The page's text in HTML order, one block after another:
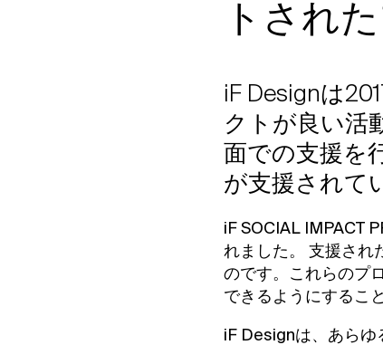
トされ
iF Designは
クトが良い活
面での支援を
が支援されて
iF SOCIAL IMPACT
れました。 支援され
のです。これらのプ
できるようにするこ
iF Designは、あらゆ